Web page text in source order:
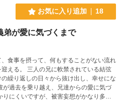
お気に入り追加 18
弟が愛に気づくまで
食事を摂って、何もすることがない流れ
れている結弦
繰り返しの日々から抜け出し、幸せにな